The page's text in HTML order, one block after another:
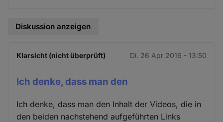
Diskussion anzeigen
Klarsicht (nicht überprüft) Di. 26 Apr 2016 - 13:50
Ich denke, dass man den
Ich denke, dass man den Inhalt der Videos, die in
den beiden nachstehend aufgeführten Links